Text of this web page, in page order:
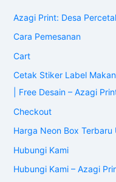
Azagi Print: Desa
Cara Pemesanan
Cart
Cetak Stiker Label
| Free Desain – Azagi
Checkout
Harga Neon Box
Hubungi Kami
Hubungi Kami – Azagi